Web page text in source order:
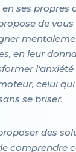
ses propres
de
en leur
celui
se briser.
des
comprendre